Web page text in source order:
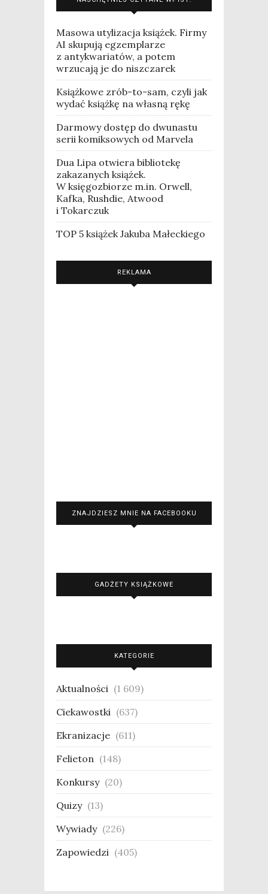
Masowa utylizacja książek. Firmy
AI skupują egzemplarze
z antykwariatów, a potem
wrzucają je do niszczarek
Książkowe zrób-to-sam, czyli jak
wydać książkę na własną rękę
Darmowy dostęp do dwunastu
serii komiksowych od Marvela
Dua Lipa otwiera bibliotekę
zakazanych książek.
W księgozbiorze m.in. Orwell,
Kafka, Rushdie, Atwood
i Tokarczuk
TOP 5 książek Jakuba Małeckiego
REKLAMA
ZNAJDZIESZ MNIE NA FACEBOOKU
GADŻETY KSIĄŻKOWE
KATEGORIE
Aktualności (1 609)
Ciekawostki (637)
Ekranizacje (611)
Felieton (148)
Konkursy (20)
Quizy (13)
Wywiady (226)
Zapowiedzi (405)